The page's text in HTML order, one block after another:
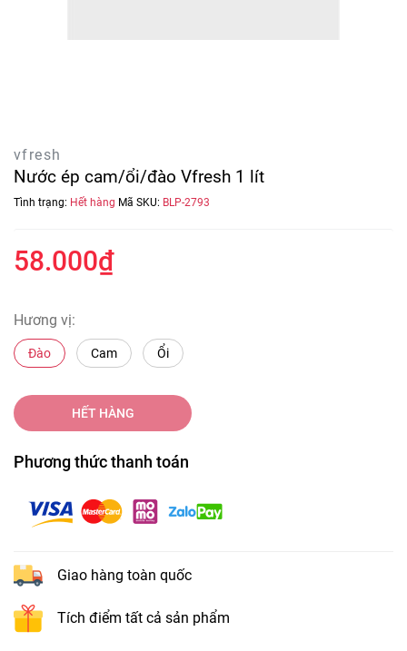
vfresh
Nước ép cam/ổi/đào Vfresh 1 lít
Tình trạng: Hết hàng Mã SKU: BLP-2793
58.000₫
Hương vị:
Đào Cam Ổi
HẾT HÀNG
Phương thức thanh toán
Giao hàng toàn quốc
Tích điểm tất cả sản phẩm